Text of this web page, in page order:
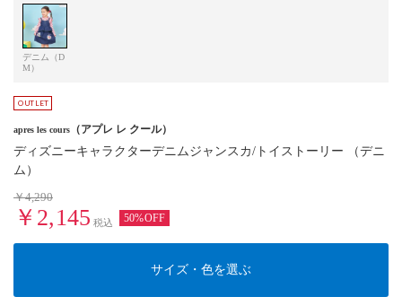
デニム（D
M）
apres les cours （アプレ レ クール）
ディズニーキャラクターデニムジャンスカ/トイストーリー （デニ
ム）
￥4,290
￥2,145 税込 50%OFF
サイズ・色を選ぶ